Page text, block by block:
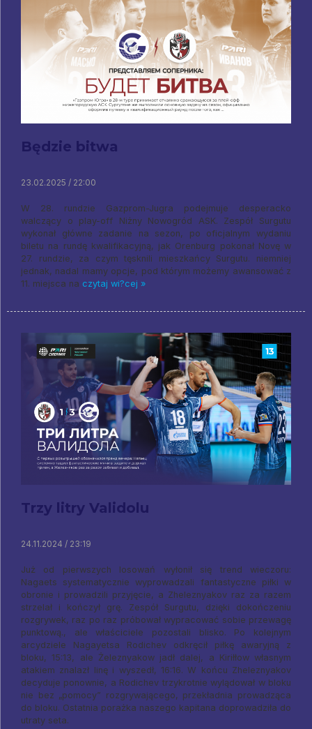
Będzie bitwa
23.02.2025 / 22:00
W 28. rundzie Gazprom-Jugra podejmuje desperacko
walczący o play-off Niżny Nowogród ASK. Zespół Surgutu
wykonał główne zadanie na sezon, po oficjalnym wydaniu
biletu na rundę kwalifikacyjną, jak Orenburg pokonał Novę w
27. rundzie, za czym tęsknili mieszkańcy Surgutu. niemniej
jednak, nadal mamy opcje, pod którym możemy awansować z
11. miejsca na czytaj wi?cej »
Trzy litry Validolu
24.11.2024 / 23:19
Już od pierwszych losowań wyłonił się trend wieczoru:
Nagaets systematycznie wyprowadzali fantastyczne piłki w
obronie i prowadzili przyjęcie, a Zheleznyakov raz za razem
strzelał i kończył grę. Zespół Surgutu, dzięki dokończeniu
rozgrywek, raz po raz próbował wypracować sobie przewagę
punktową., ale właściciele pozostali blisko. Po kolejnym
arcydziele Nagayetsa Rodichev odkręcił piłkę awaryjną z
bloku, 15:13, ale Żeleznyakow jadł dalej, a Kiriłłow własnym
atakiem znalazł linę i wyszedł, 16:16. W końcu Zheleznyakov
decyduje ponownie, a Rodichev trzykrotnie wylądował w bloku
nie bez „pomocy” rozgrywającego, przekładnia prowadząca
do bloku. Ostatnia porażka naszego kapitana doprowadziła do
utraty seta.